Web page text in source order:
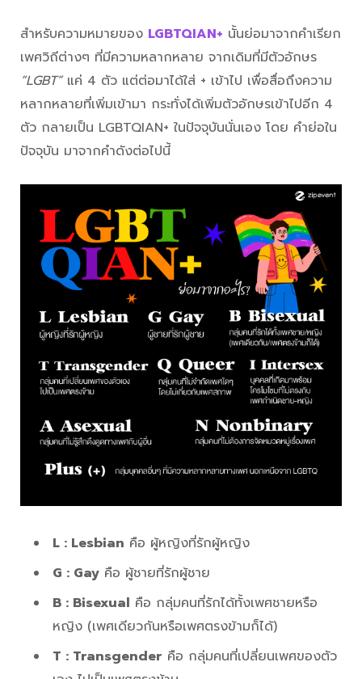
สำหรับความหมายของ LGBTQIAN+ นั้นย่อมาจากคำเรียก
เพศวิถีต่างๆ ที่มีความหลากหลาย จากเดิมที่มีตัวอักษร
“LGBT”แค่ 4 ตัว แต่ต่อมาได้ใส่ + เข้าไป เพื่อสื่อถึงความ
หลากหลายที่เพิ่มเข้ามา กระทั่งได้เพิ่มตัวอักษรเข้าไปอีก 4
ตัว กลายเป็น LGBTQIAN+ ในปัจจุบันนั่นเอง โดย คำย่อใน
ปัจจุบัน มาจากคำดังต่อไปนี้
L : Lesbian คือ ผู้หญิงที่รักผู้หญิง
G : Gay คือ ผู้ชายที่รักผู้ชาย
B : Bisexual คือ กลุ่มคนที่รักได้ทั้งเพศชายหรือ
หญิง (เพศเดียวกันหรือเพศตรงข้ามก็ได้)
T : Transgender คือ กลุ่มคนที่เปลี่ยนเพศของตัว